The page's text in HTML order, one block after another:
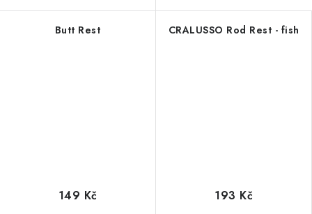
Butt Rest
149 Kč
CRALUSSO Rod Rest - fish
193 Kč